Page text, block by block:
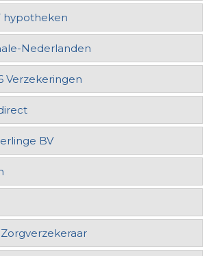
hypotheken
Nederlanden
Verzekeringen
BV